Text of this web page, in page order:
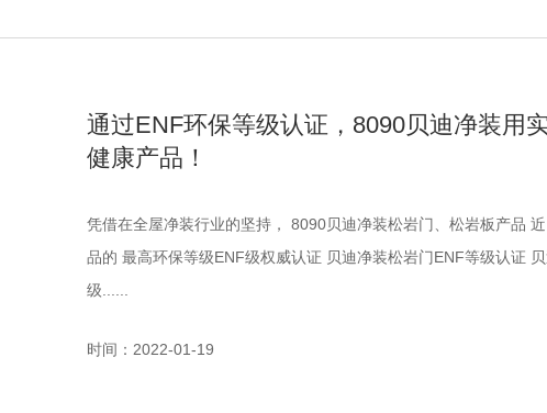
通过ENF环保等级认证，8090贝迪净装用
健康产品！
凭借在全屋净装行业的坚持， 8090贝迪净装松岩门、松岩板产品 近日获得了木质复合制
品的 最高环保等级ENF级权威认证 贝迪净装松岩门ENF等级认证 贝迪净装松岩板ENF等
级......
时间：2022-01-19